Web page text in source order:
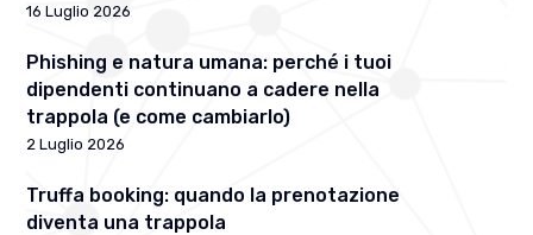
16 Luglio 2026
Phishing e natura umana: perché i tuoi
dipendenti continuano a cadere nella
trappola (e come cambiarlo)
2 Luglio 2026
Truffa booking: quando la prenotazione
diventa una trappola